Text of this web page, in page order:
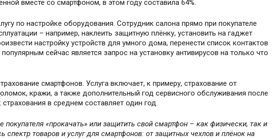
вместе со смартфоном, в этом году составила 64%.
по настройке оборудования. Сотрудник салона прямо при покупателе
– например, наклеить защитную плёнку, установить на гаджет
настройку устройств для умного дома, перенести список контактов
сейчас является запрос на установку антивирусов на только что
смартфонов. Услуга включает, к примеру, страхование от
кражи, а также дополнительный год сервисного обслуживания после
в среднем составляет один год.
«прокачать» или защитить свой смартфон – как физически, так и
спектр товаров и услуг для смартфонов: от защитных чехлов и плёнок на